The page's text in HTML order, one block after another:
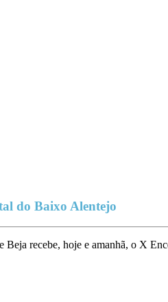
do Baixo Alentejo
Beja recebe, hoje e amanhã, o X